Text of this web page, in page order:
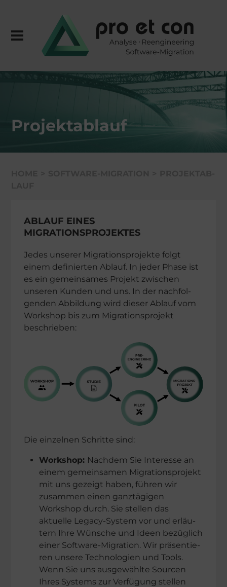
Projekt­ab­lauf
ABLAUF EINES
MIGRATIONSPROJEKTES
Jedes unserer Migra­ti­ons­pro­jekte folgt
einem definier­ten Ablauf. In jeder Phase ist
es ein gemein­sa­mes Projekt zwischen
unseren Kunden und uns. In der nachfol­
gen­den Abbil­dung wird dieser Ablauf vom
Workshop bis zum Migra­ti­ons­pro­jekt
beschrieben:
Die einzel­nen Schritte sind:
Workshop: Nachdem Sie Inter­esse an
einem gemein­sa­men Migra­ti­ons­pro­jekt
mit uns gezeigt haben, führen wir
zusam­men einen ganztä­gi­gen
Workshop durch. Sie stellen das
aktuelle Legacy-System vor und erläu­
tern Ihre Wünsche und Ideen bezüg­lich
einer Software-Migration. Wir präsen­tie­
ren unsere Techno­lo­gien und Tools.
Wenn Sie uns ausge­wählte Sourcen
Ihres Systems zur Verfü­gung stellen